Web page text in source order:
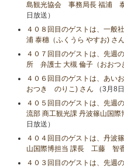
島観光協会 事務局長 福浦
日放送）
４０８回目のゲストは、一
浦 泰穗（ふくうら やすお) さん
４０７回目のゲストは、先週
所 弁護士 大槻 倫子（おお
４０６回目のゲストは、あい
おつき のりこ) さん （3月8
４０５回目のゲストは、先週
流部 商工観光課 丹波篠山国
日放送）
４０４回目のゲストは、丹波
山国際博担当 課長 工藤 智
４０３回目のゲストは、先週